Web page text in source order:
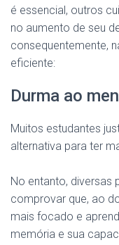
é essencial, outros
no aumento de seu
consequentemente,
eficiente:
Durma ao
Muitos estudantes
alternativa para ter
No entanto, diversas
comprovar que, ao
mais focado e
memória e sua